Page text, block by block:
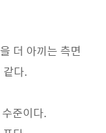
더 아끼는 측면
다.
준이다.